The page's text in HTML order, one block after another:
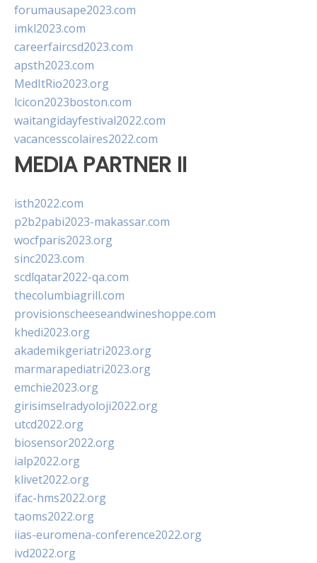
forumausape2023.com
imkl2023.com
careerfaircsd2023.com
apsth2023.com
MedItRio2023.org
lcicon2023boston.com
waitangidayfestival2022.com
vacancesscolaires2022.com
MEDIA PARTNER II
isth2022.com
p2b2pabi2023-makassar.com
wocfparis2023.org
sinc2023.com
scdlqatar2022-qa.com
thecolumbiagrill.com
provisionscheeseandwineshoppe.com
khedi2023.org
akademikgeriatri2023.org
marmarapediatri2023.org
emchie2023.org
girisimselradyoloji2022.org
utcd2022.org
biosensor2022.org
ialp2022.org
klivet2022.org
ifac-hms2022.org
taoms2022.org
iias-euromena-conference2022.org
ivd2022.org